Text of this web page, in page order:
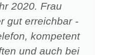
2020. Frau
gut erreichbar -
kompetent
und auch bei